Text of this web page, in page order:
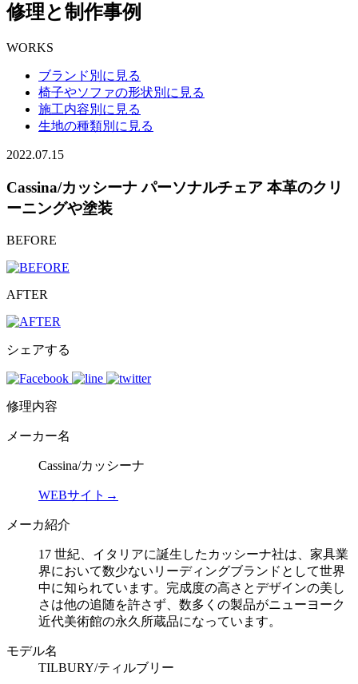
修理と制作事例
WORKS
ブランド別に見る
椅子やソファの形状別に見る
施工内容別に見る
生地の種類別に見る
2022.07.15
Cassina/カッシーナ パーソナルチェア 本革のクリ
ーニングや塗装
BEFORE
AFTER
シェアする
修理内容
メーカー名
Cassina/カッシーナ
WEBサイト→
メーカ紹介
17 世紀、イタリアに誕生したカッシーナ社は、家具業
界において数少ないリーディングブランドとして世界
中に知られています。完成度の高さとデザインの美し
さは他の追随を許さず、数多くの製品がニューヨーク
近代美術館の永久所蔵品になっています。
モデル名
TILBURY/ティルブリー